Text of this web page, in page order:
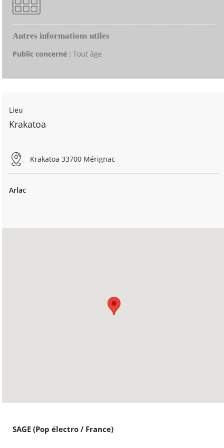
Autres informations utiles
Public concerné : Tout âge
Lieu
Krakatoa
Krakatoa 33700 Mérignac
Arlac
SAGE (Pop électro / France)